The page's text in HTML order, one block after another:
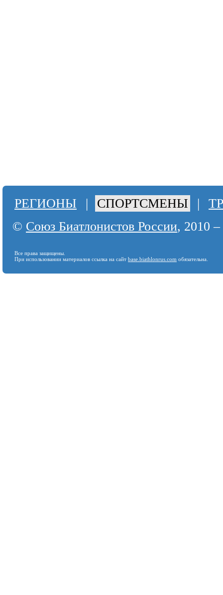
РЕГИОНЫ | СПОРТСМЕНЫ |
© Союз Биатлонистов России, 2010
Все права защищены.
При использовании материалов ссылка на сайт base.biathlonrus.com обязательна.